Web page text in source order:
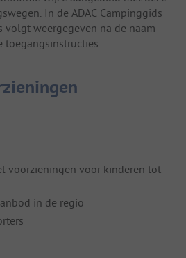
In de ADAC Campinggids
weergegeven na de naam
voorzieningen voor kinderen tot
in de regio